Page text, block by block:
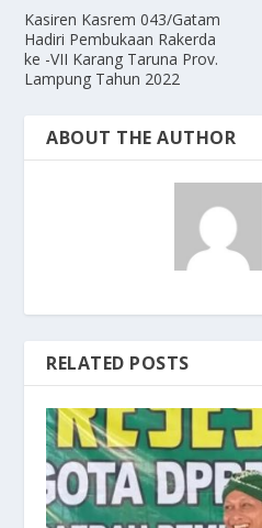
Kasiren Kasrem 043/Gatam
Hadiri Pembukaan Rakerda
ke -VII Karang Taruna Prov.
Lampung Tahun 2022
ABOUT THE AUTHOR
RELATED POSTS